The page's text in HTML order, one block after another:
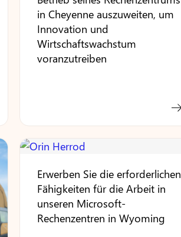
in Cheyenne auszuweiten, um
Innovation und
Wirtschaftswachstum
voranzutreiben
Erwerben Sie die erforderlichen
Fähigkeiten für die Arbeit in
unseren Microsoft-
Rechenzentren in Wyoming